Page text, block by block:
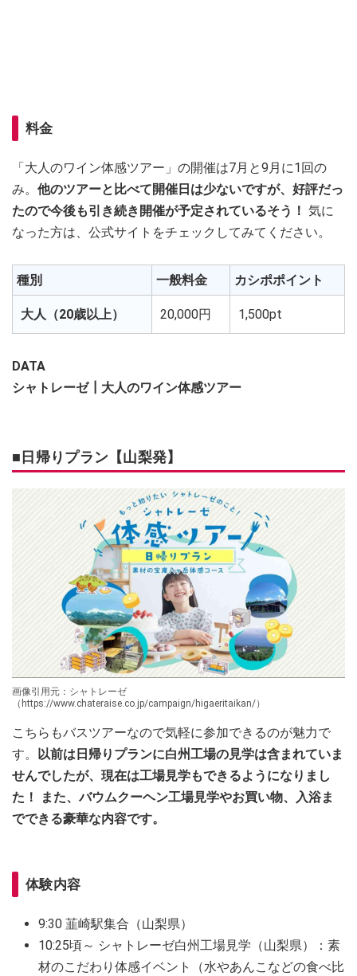
料金
「大人のワイン体感ツアー」の開催は7月と9月に1回の
み。 他のツアーと比べて開催日は少ないですが、好評だっ
たので今後も引き続き開催が予定されているそう！ 気に
なった方は、公式サイトをチェックしてみてください。
種別 一般料金 カシポポイント
大人（20歳以上） 20,000円 1,500pt
DATA
シャトレーゼ┃大人のワイン体感ツアー
■日帰りプラン【山梨発】
画像引用元：シャトレーゼ
（https://www.chateraise.co.jp/campaign/higaeritaikan/）
こちらもバスツアーなので気軽に参加できるのが魅力で
す。 以前は日帰りプランに白州工場の見学は含まれていま
せんでしたが、現在は工場見学もできるようになりまし
た！ また、バウムクーヘン工場見学やお買い物、入浴ま
でできる豪華な内容です。
体験内容
9:30 韮崎駅集合（山梨県）
10:25頃～ シャトレーゼ白州工場見学（山梨県）：素
材のこだわり体感イベント（水やあんこなどの食べ比